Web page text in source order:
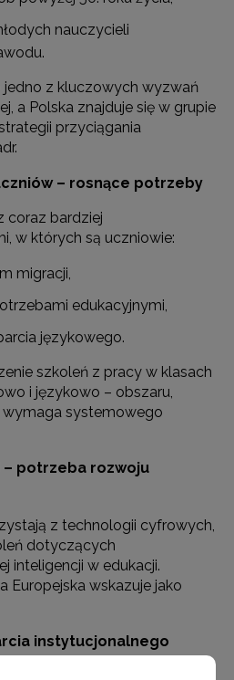
nauczycieli
jedno z kluczowych wyzwań
a Polska znajduje się w grupie
przyciągania
– rosnące potrzeby
coraz bardziej
w których są uczniowie:
migracji,
edukacyjnymi,
językowego.
szkoleń z pracy w klasach
i językowo – obszaru,
wymaga systemowego
– potrzeba rozwoju
z technologii cyfrowych,
dotyczących
inteligencji w edukacji.
Europejska wskazuje jako
instytucjonalnego